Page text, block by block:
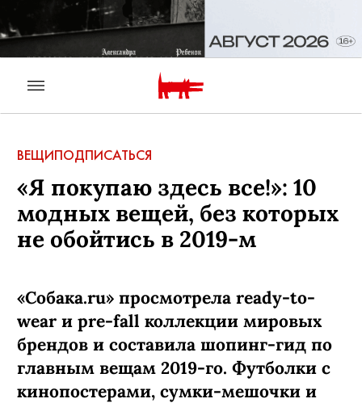
ВЕЩИПОДПИСАТЬСЯ
«Я покупаю здесь все!»: 10
модных вещей, без которых
не обойтись в 2019-м
«Собака.ru» просмотрела ready-to-
wear и pre-fall коллекции мировых
брендов и составила шопинг-гид по
главным вещам 2019-го. Футболки с
кинопостерами, сумки-мешочки и